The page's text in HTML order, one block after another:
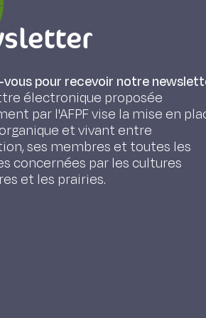
technical aspects of
systems, cultivation
point of view, the
but the present
gives some of
(1975). Elevages industriels en
61, 107-117.
pour recevoir notre
électronique proposée
par l'AFPF vise la mise en
et vivant entre
ses membres et toutes les
concernées par les cultures
et les prairies.